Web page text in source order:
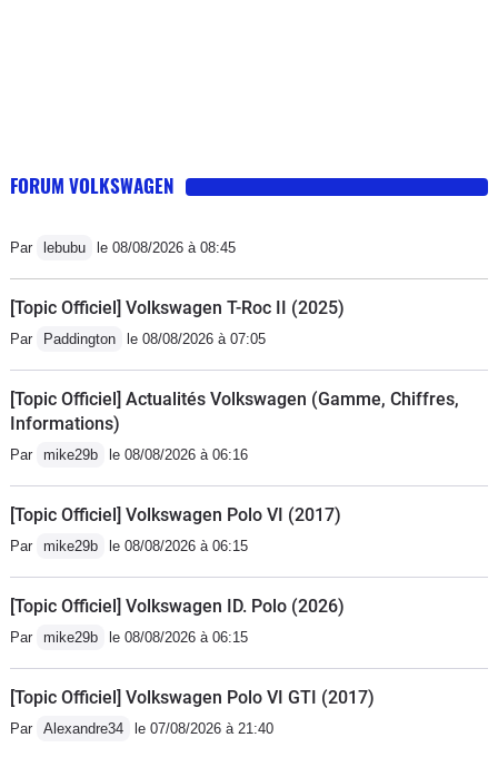
FORUM VOLKSWAGEN
Par lebubu le 08/08/2026 à 08:45
[Topic Officiel] Volkswagen T-Roc II (2025)
Par Paddington le 08/08/2026 à 07:05
[Topic Officiel] Actualités Volkswagen (Gamme, Chiffres,
Informations)
Par mike29b le 08/08/2026 à 06:16
[Topic Officiel] Volkswagen Polo VI (2017)
Par mike29b le 08/08/2026 à 06:15
[Topic Officiel] Volkswagen ID. Polo (2026)
Par mike29b le 08/08/2026 à 06:15
[Topic Officiel] Volkswagen Polo VI GTI (2017)
Par Alexandre34 le 07/08/2026 à 21:40